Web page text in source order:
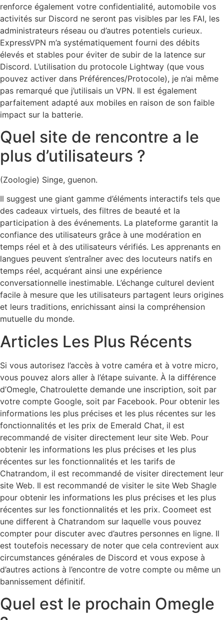
renforce également votre confidentialité, automobile vos
activités sur Discord ne seront pas visibles par les FAI, les
administrateurs réseau ou d’autres potentiels curieux.
ExpressVPN m’a systématiquement fourni des débits
élevés et stables pour éviter de subir de la latence sur
Discord. L’utilisation du protocole Lightway (que vous
pouvez activer dans Préférences/Protocole), je n’ai même
pas remarqué que j’utilisais un VPN. Il est également
parfaitement adapté aux mobiles en raison de son faible
impact sur la batterie.
Quel site de rencontre a le
plus d’utilisateurs ?
(Zoologie) Singe, guenon.
Il suggest une giant gamme d’éléments interactifs tels que
des cadeaux virtuels, des filtres de beauté et la
participation à des événements. La plateforme garantit la
confiance des utilisateurs grâce à une modération en
temps réel et à des utilisateurs vérifiés. Les apprenants en
langues peuvent s’entraîner avec des locuteurs natifs en
temps réel, acquérant ainsi une expérience
conversationnelle inestimable. L’échange culturel devient
facile à mesure que les utilisateurs partagent leurs origines
et leurs traditions, enrichissant ainsi la compréhension
mutuelle du monde.
Articles Les Plus Récents
Si vous autorisez l’accès à votre caméra et à votre micro,
vous pouvez alors aller à l’étape suivante. À la différence
d’Omegle, Chatroulette demande une inscription, soit par
votre compte Google, soit par Facebook. Pour obtenir les
informations les plus précises et les plus récentes sur les
fonctionnalités et les prix de Emerald Chat, il est
recommandé de visiter directement leur site Web. Pour
obtenir les informations les plus précises et les plus
récentes sur les fonctionnalités et les tarifs de
Chatrandom, il est recommandé de visiter directement leur
site Web. Il est recommandé de visiter le site Web Shagle
pour obtenir les informations les plus précises et les plus
récentes sur les fonctionnalités et les prix. Coomeet est
une different à Chatrandom sur laquelle vous pouvez
compter pour discuter avec d’autres personnes en ligne. Il
est toutefois necessary de noter que cela contrevient aux
circumstances générales de Discord et vous expose à
d’autres actions à l’encontre de votre compte ou même un
bannissement définitif.
Quel est le prochain Omegle